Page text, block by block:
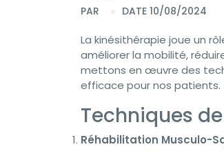
PAR DATE 10/08/2024
La kinésithérapie joue un
améliorer la mobilité,
mettons en œuvre des
efficace pour nos patients.
Techniques
Réhabilitation Musculo-